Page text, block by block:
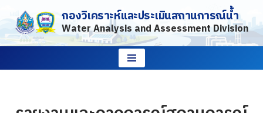
Skip
to
กองวิเคราะห์และประเมินสถานการณ์น้ำ
Water Analysis and Assessment Division